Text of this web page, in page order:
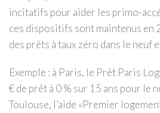
incitatifs pour aider les primo-
ces dispositifs sont maintenus en
des prêts à taux zéro dans le neuf
Exemple : à Paris, le Prêt Paris
€ de prêt à 0 % sur 15 ans pour le
Toulouse, l’aide «Premier